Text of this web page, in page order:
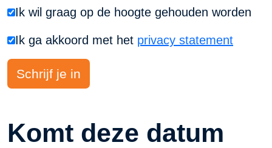
Ik wil graag op de hoogte gehouden worden
Ik ga akkoord met het privacy statement
Komt deze datum